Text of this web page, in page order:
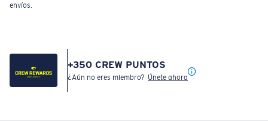
envíos.
+350 CREW PUNTOS
¿Aún no eres miembro? Únete ahora